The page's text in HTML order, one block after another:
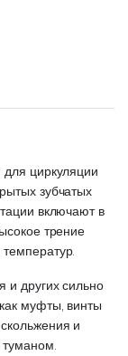
циркуляции
зубчатых
включают в
трение
и других сильно
муфты, винты
и